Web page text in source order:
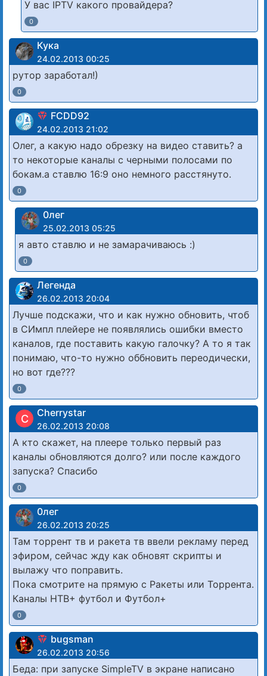
У вас IPTV какого провайдера?
0
Кука
24.02.2013 00:25
рутор заработал!)
0
FCDD92
24.02.2013 21:02
Олег, а какую надо обрезку на видео ставить? а
то некоторые каналы с черными полосами по
бокам.а ставлю 16:9 оно немного расстянуто.
0
0лег
25.02.2013 05:25
я авто ставлю и не замарачиваюсь :)
0
Легенда
26.02.2013 20:04
Лучше подскажи, что и как нужно обновить, чтоб
в СИмпл плейере не появлялись ошибки вместо
каналов, где поставить какую галочку? А то я так
понимаю, что-то нужно оббновить переодически,
но вот где???
0
C Cherrystar
26.02.2013 20:08
А кто скажет, на плеере только первый раз
каналы обновляются долго? или после каждого
запуска? Спасибо
0
0лег
26.02.2013 20:25
Там торрент тв и ракета тв ввели рекламу перед
эфиром, сейчас жду как обновят скрипты и
вылажу что поправить.
Пока смотрите на прямую с Ракеты или Торрента.
Каналы НТВ+ футбол и Футбол+
0
bugsman
26.02.2013 20:56
Беда: при запуске SimpleTV в экране написано